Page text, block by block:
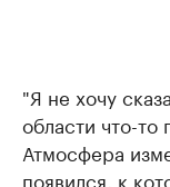
"Я не хочу
области что-то
Атмосфера
появился, к